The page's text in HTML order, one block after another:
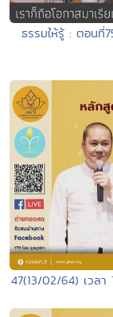
ธรรมให้รู้ : ตอนที่
47(13/02/64) เวล